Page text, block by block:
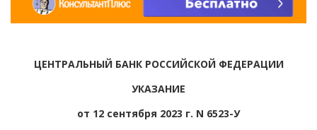
ЦЕНТРАЛЬНЫЙ БАНК РОССИЙСКОЙ ФЕДЕРАЦИИ
УКАЗАНИЕ
от 12 сентября 2023 г. N 6523-У